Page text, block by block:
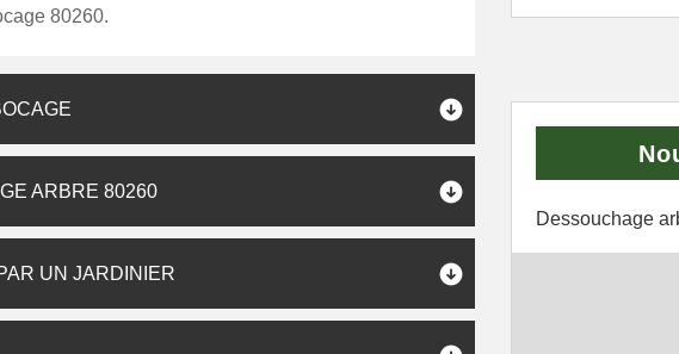
80260.
ARBRE 80260
UN JARDINIER
Dessouchage